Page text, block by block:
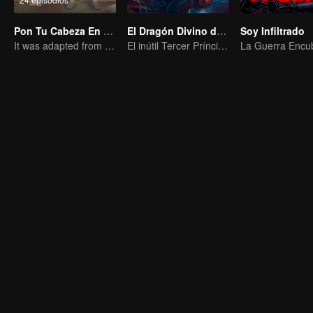
Pon Tu Cabeza En Mi Hombro
It was adapted from the same series of novels as "A Love so Beautiful"
El Dragón Divino del Mar Vasto
El inútil Tercer Príncipe del Clan del Dragón contraataca
Soy Infiltrado